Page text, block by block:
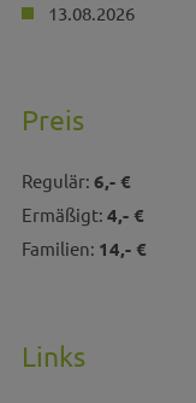
13.08.2026
Preis
Regulär: 6,- €
Ermäßigt: 4,- €
Familien: 14,- €
Links